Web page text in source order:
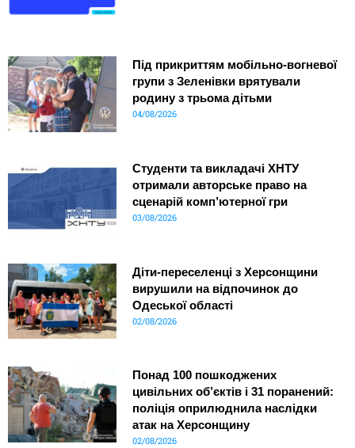
Під прикриттям мобільно-вогневої
групи з Зеленівки врятували
родину з трьома дітьми
04/08/2026
Студенти та викладачі ХНТУ
отримали авторське право на
сценарій комп’ютерної гри
03/08/2026
Діти-переселенці з Херсонщини
вирушили на відпочинок до
Одеської області
02/08/2026
Понад 100 пошкоджених
цивільних об’єктів і 31 поранений:
поліція оприлюднила наслідки
атак на Херсонщину
02/08/2026